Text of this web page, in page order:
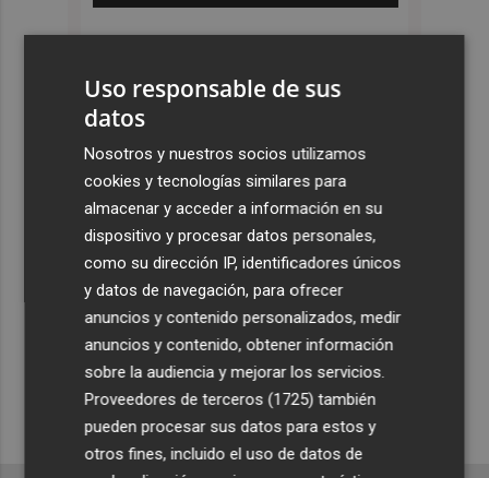
Uso responsable de sus
datos
Nosotros y nuestros socios utilizamos
cookies y tecnologías similares para
almacenar y acceder a información en su
dispositivo y procesar datos personales,
como su dirección IP, identificadores únicos
y datos de navegación, para ofrecer
anuncios y contenido personalizados, medir
anuncios y contenido, obtener información
sobre la audiencia y mejorar los servicios.
Proveedores de terceros (1725) también
pueden procesar sus datos para estos y
otros fines, incluido el uso de datos de